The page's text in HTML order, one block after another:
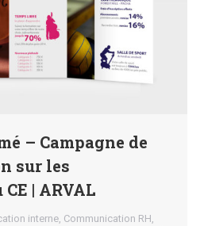
– Campagne de
sur les
| ARVAL
interne, Communication RH,